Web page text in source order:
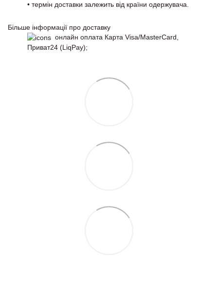
• термін доставки залежить від країни одержувача.
Більше інформації про доставку
онлайн оплата Карта Visa/MasterCard,
Приват24 (LiqPay);